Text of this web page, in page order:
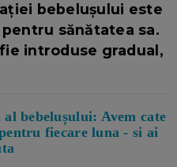
bebelușului este
sănătatea sa.
introduse gradual,
bebelușului: Avem cate
fiecare luna - si ai